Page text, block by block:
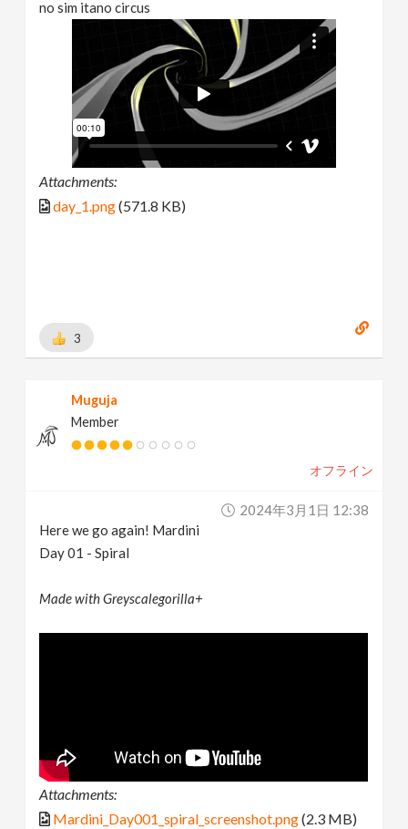
no sim itano circus
Attachments:
day_1.png(571.8 KB)
3
Muguja
Member
オフライン
2024年3月1日 12:38
Here we go again! Mardini
Day 01 - Spiral
Made with Greyscalegorilla+
Attachments:
Mardini_Day001_spiral_screenshot.png(2.3 MB)